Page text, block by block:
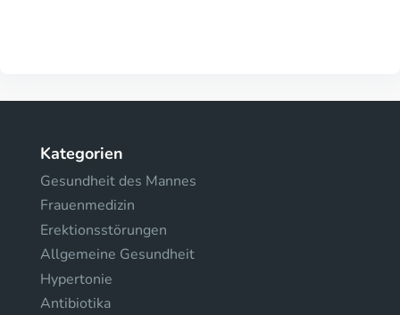
Kategorien
Gesundheit des Mannes
Frauenmedizin
Erektionsstörungen
Allgemeine Gesundheit
Hypertonie
Antibiotika